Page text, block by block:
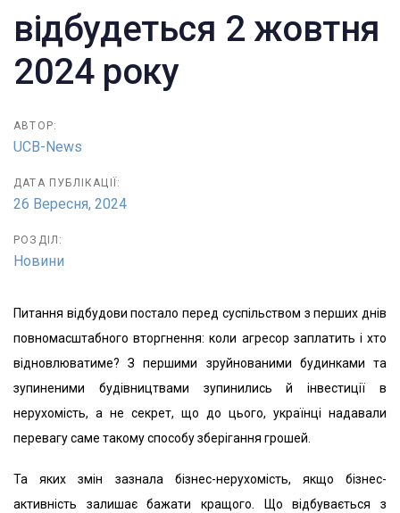
відбудеться 2 жовтня
2024 року
АВТОР:
UCB-News
ДАТА ПУБЛІКАЦІЇ:
26 Вересня, 2024
РОЗДІЛ:
Новини
Питання відбудови постало перед суспільством з перших днів
повномасштабного вторгнення: коли агресор заплатить і хто
відновлюватиме? З першими зруйнованими будинками та
зупиненими будівництвами зупинились й інвестиції в
нерухомість, а не секрет, що до цього, українці надавали
перевагу саме такому способу зберігання грошей.
Та яких змін зазнала бізнес-нерухомість, якщо бізнес-
активність залишає бажати кращого. Що відбувається з